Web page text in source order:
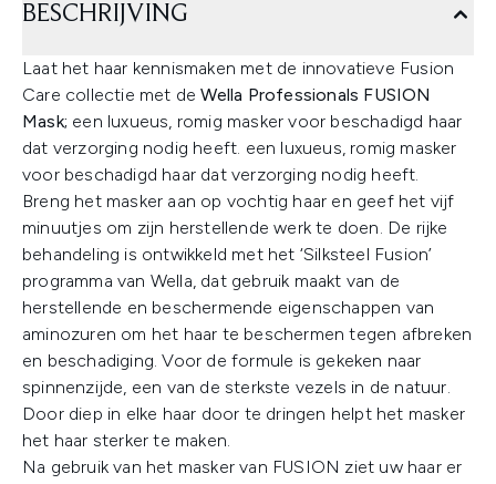
BESCHRIJVING
Laat het haar kennismaken met de innovatieve Fusion
Care collectie met deWella Professionals FUSION
Mask; een luxueus, romig masker voor beschadigd haar
dat verzorging nodig heeft. een luxueus, romig masker
voor beschadigd haar dat verzorging nodig heeft.
Breng het masker aan op vochtig haar en geef het vijf
minuutjes om zijn herstellende werk te doen. De rijke
behandeling is ontwikkeld met het ‘Silksteel Fusion’
programma van Wella, dat gebruik maakt van de
herstellende en beschermende eigenschappen van
aminozuren om het haar te beschermen tegen afbreken
en beschadiging. Voor de formule is gekeken naar
spinnenzijde, een van de sterkste vezels in de natuur.
Door diep in elke haar door te dringen helpt het masker
het haar sterker te maken.
Na gebruik van het masker van FUSION ziet uw haar er